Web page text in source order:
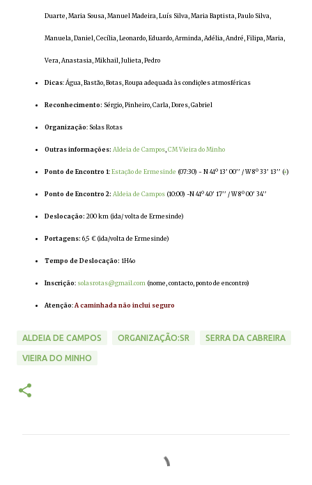
Duarte, Maria Sousa, Manuel Madeira, Luís Silva, Maria Baptista, Paulo Silva,
Manuela, Daniel, Cecília, Leonardo, Eduardo, Arminda, Adélia, André, Filipa, Maria,
Vera, Anastasia, Mikhail, Julieta, Pedro
Dicas: Água, Bastão, Botas, Roupa adequada às condições atmosféricas
Reconhecimento: Sérgio, Pinheiro, Carla, Dores, Gabriel
Organização: Solas Rotas
Outras informações: Aldeia de Campos, CM Vieira do Minho
Ponto de Encontro 1: Estação de Ermesinde (07:30) - N 41º 13' 00'' / W 8º 33' 13'' (+)
Ponto de Encontro 2: Aldeia de Campos (10:00) -N 41º 40' 17'' / W 8º 00' 34''
Deslocação: 200 km (ida/ volta de Ermesinde)
Portagens: 6,5 € (ida/volta de Ermesinde)
Tempo de Deslocação: 1H4o
Inscrição: solasrotas@gmail.com (nome, contacto, ponto de encontro)
Atenção: A caminhada não inclui seguro
ALDEIA DE CAMPOS ORGANIZAÇÃO:SR SERRA DA CABREIRA
VIEIRA DO MINHO